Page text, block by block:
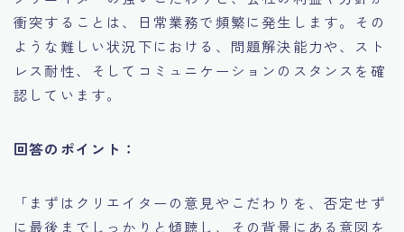
衝突することは、日常業務で頻繁に発生します。その
ような難しい状況下における、問題解決能力や、スト
レス耐性、そしてコミュニケーションのスタンスを確
認しています。
回答のポイント：
「まずはクリエイターの意見やこだわりを、否定せず
に最後までしっかりと傾聴し、その背景にある意図を